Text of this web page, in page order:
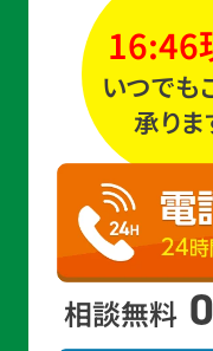
16:46
いつでも
承りま
相談無料